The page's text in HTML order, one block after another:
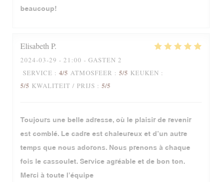
beaucoup!
ElisabethP
2024-03-29 - 21:00 - GASTEN 2
SERVICE : 4/5 ATMOSFEER : 5/5 KEUKEN :
5/5 KWALITEIT / PRIJS : 5/5
Toujours une belle adresse, où le plaisir de revenir
est comblé. Le cadre est chaleureux et d’un autre
temps que nous adorons. Nous prenons à chaque
fois le cassoulet. Service agréable et de bon ton.
Merci à toute l’équipe